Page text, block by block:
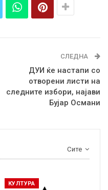
СЛЕДНА
ДУИ ќе настапи со
отворени листи на
следните избори, најави
Бујар Османи
Сите
КУЛТУРА